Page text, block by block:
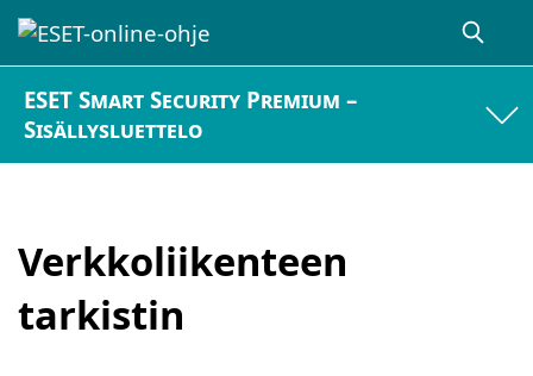
ESET Smart Security Premium –
Sisällysluettelo
Verkkoliikenteen
tarkistin